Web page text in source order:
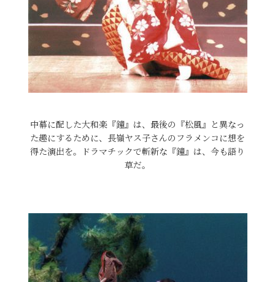
中幕に配した大和楽『鐘』は、最後の『松風』と異なっ
た趣にするために、長嶺ヤス子さんのフラメンコに想を
得た演出を。ドラマチックで斬新な『鐘』は、今も語り
草だ。